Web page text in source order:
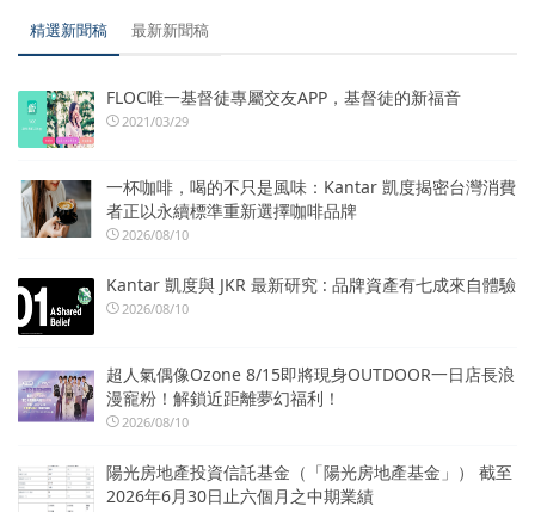
精選新聞稿 最新新聞稿
FLOC唯一基督徒專屬交友APP，基督徒的新福音
2021/03/29
一杯咖啡，喝的不只是風味：Kantar 凱度揭密台灣消費
者正以永續標準重新選擇咖啡品牌
2026/08/10
Kantar 凱度與 JKR 最新研究 : 品牌資產有七成來自體驗
2026/08/10
超人氣偶像Ozone 8/15即將現身OUTDOOR一日店長浪
漫寵粉！解鎖近距離夢幻福利！
2026/08/10
陽光房地產投資信託基金（「陽光房地產基金」） 截至
2026年6月30日止六個月之中期業績